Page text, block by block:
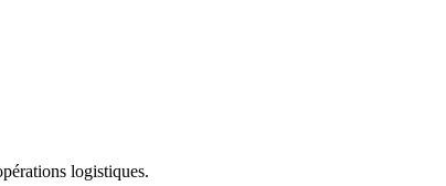
logistiques.